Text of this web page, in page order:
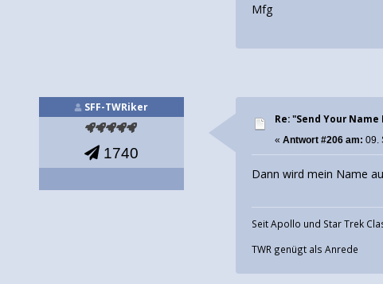
Mfg
SFF-TWRiker
1740
Re: "Send Your
«Antwort #206 am: 09.
Dann wird mein Name
Seit Apollo und Star Trek
TWR genügt als Anrede